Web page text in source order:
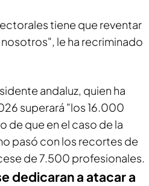
tiene que reventar
le ha recriminado
andaluz, quien ha
superará "los 16.000
de que en el caso de la
pasó con los recortes de
de 7.500 profesionales.
dedicaran a atacar a